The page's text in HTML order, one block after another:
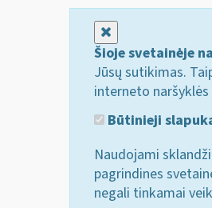
Šioje svetainėje
Jūsų sutikimas.
interneto
Būtinieji
Naudojami
pagrindines
negali tinkamai